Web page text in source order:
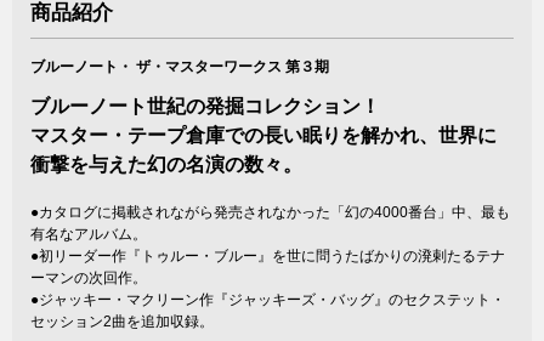
商品紹介
ブルーノート・ ザ・マスターワークス 第３期
ブルーノート世紀の発掘コレクション！
マスター・テープ倉庫での長い眠りを解かれ、世界に
衝撃を与えた幻の名演の数々。
●カタログに掲載されながら発売されなかった「幻の4000番台」中、最も
有名なアルバム。
●初リーダー作『トゥルー・ブルー』を世に問うたばかりの溌剌たるテナ
ーマンの次回作。
●ジャッキー・マクリーン作『ジャッキーズ・バッグ』のセクステット・
セッション2曲を追加収録。